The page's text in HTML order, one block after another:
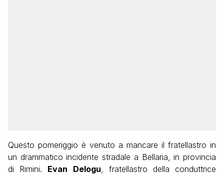
Questo pomeriggio è venuto a mancare il fratellastro in
un drammatico incidente stradale a Bellaria, in provincia
di Rimini. Evan Delogu , fratellastro della conduttrice